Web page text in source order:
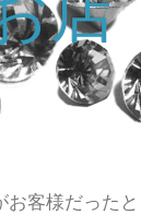
客様だったと